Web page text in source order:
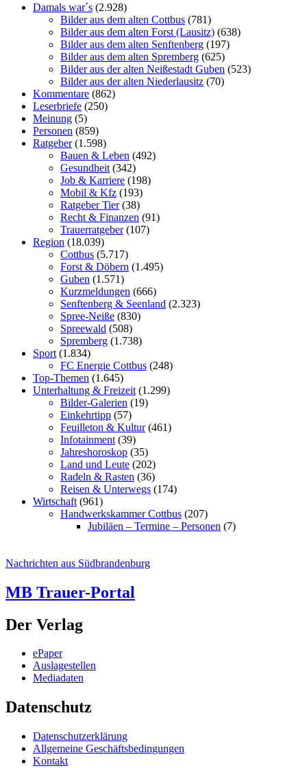
Damals war´s (2.928)
Bilder aus dem alten Cottbus (781)
Bilder aus dem alten Forst (Lausitz) (638)
Bilder aus dem alten Senftenberg (197)
Bilder aus dem alten Spremberg (625)
Bilder aus der alten Neißestadt Guben (523)
Bilder aus der alten Niederlausitz (70)
Kommentare (862)
Leserbriefe (250)
Meinung (5)
Personen (859)
Ratgeber(1.598)
Bauen & Leben (492)
Gesundheit (342)
Job & Karriere (198)
Mobil & Kfz (193)
Ratgeber Tier(38)
Recht & Finanzen (91)
Trauerratgeber(107)
Region (18.039)
Cottbus (5.717)
Forst & Döbern (1.495)
Guben (1.571)
Kurzmeldungen (666)
Senftenberg & Seenland (2.323)
Spree-Neiße (830)
Spreewald (508)
Spremberg (1.738)
Sport (1.834)
FC Energie Cottbus (248)
Top-Themen (1.645)
Unterhaltung & Freizeit (1.299)
Bilder-Galerien (19)
Einkehrtipp (57)
Feuilleton & Kultur(461)
Infotainment (39)
Jahreshoroskop (35)
Land und Leute (202)
Radeln & Rasten (36)
Reisen & Unterwegs (174)
Wirtschaft (961)
Handwerkskammer Cottbus (207)
Jubiläen – Termine – Personen (7)
Nachrichten aus Südbrandenburg
MB Trauer-Portal
Der Verlag
ePaper
Auslagestellen
Mediadaten
Datenschutz
Datenschutzerklärung
Allgemeine Geschäftsbedingungen
Kontakt